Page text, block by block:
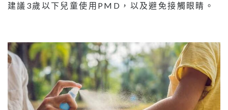
建議3歲以下兒童使用PMD，以及避免接觸眼睛。